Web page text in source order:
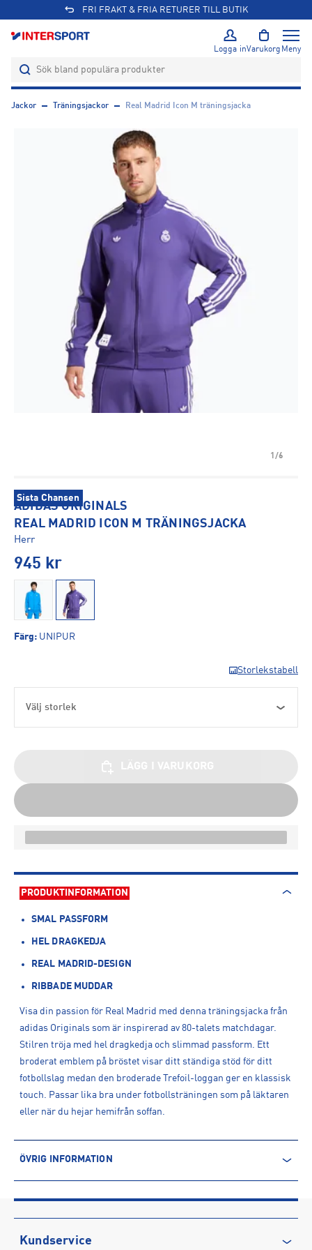
FRI FRAKT & FRIA RETURER TILL BUTIK
Logga inVarukorg Meny
Jackor Träningsjackor Real Madrid Icon M träningsjacka
1/6
Sista Chansen
ADIDAS ORIGINALS
REAL MADRID ICON M TRÄNINGSJACKA
Herr
945 kr
Färg: UNIPUR
Storlekstabell
Välj storlek
PRODUKTINFORMATION
SMAL PASSFORM
HEL DRAGKEDJA
REAL MADRID-DESIGN
RIBBADE MUDDAR
Visa din passion för Real Madrid med denna träningsjacka från
adidas Originals som är inspirerad av 80-talets matchdagar.
Stilren tröja med hel dragkedja och slimmad passform. Ett
broderat emblem på bröstet visar ditt ständiga stöd för ditt
fotbollslag medan den broderade Trefoil-loggan ger en klassisk
touch. Passar lika bra under fotbollsträningen som på läktaren
eller när du hejar hemifrån soffan.
ÖVRIG INFORMATION
Produktnummer: 1588968
Leverantörens produktnummer: JF2582
Artikelnummer: 158896801-UNIPUR
Kundservice